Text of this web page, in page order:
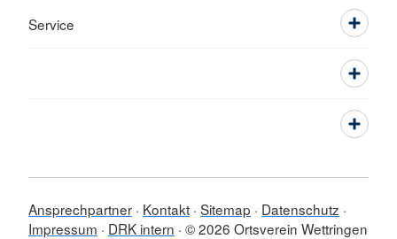
Service
Ansprechpartner Kontakt Sitemap
Datenschutz
Impressum
DRK intern © 2026 Ortsverein Wettringen